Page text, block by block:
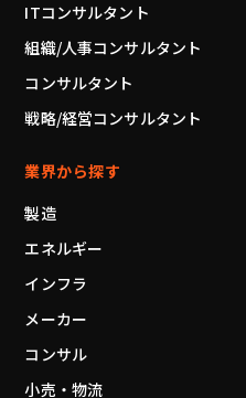
ITコンサルタント
組織/人事コンサルタント
コンサルタント
戦略/経営コンサルタント
業界から探す
製造
エネルギー
インフラ
メーカー
コンサル
小売・物流